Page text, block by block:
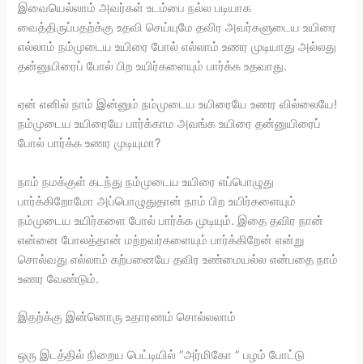
இவையெல்லாம் அவர்கள் உடம்பை நல்ல படியாக
வைத்திருப்பதற்க்கு உதவி செய்யுமே தவிர அவர்களுடைய உயிரை
எல்லாம் நம்முடைய உயிரை போல் எல்லாம் உணர முடியாது அல்லது
தன்னுயிரைப் போல் பிற உயிர்களையும் பார்க்க உதவாது.
ஏன் எனில் நாம் இன்னும் நம்முடைய உயிரையே உணர வில்லையே!
நம்முடைய உயிரையே பார்க்காம அவங்க உயிரை தன்னுயிரைப்
போல் பார்க்க உணர முடியுமா?
நாம் நமக்குள் கடந்து நம்முடைய உயிரை எப்பொழுது
பார்க்கிறோமோ அப்பொழுதுதான் நாம் பிற உயிர்களையும்
நம்முடைய உயிர்களை போல் பார்க்க முடியும். இதை தவிர நான்
என்னை போலத்தான் மற்றவர்களையும் பார்க்கிறேன் என்று
சொல்வது எல்லாம் கற்பனையே தவிர உண்மையல்ல என்பதை நாம்
உணர வேண்டும்.
இதற்க்கு இன்னொரு உதாரணம் சொல்லலாம்
ஒரு இடத்தில் நிறைய பெட்டியில் “அர்மிகோ ” பழம் போட்டு